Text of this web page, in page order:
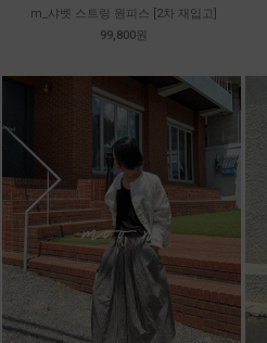
m_샤벳 스트링 원피스 [2차 재입고]
99,800원